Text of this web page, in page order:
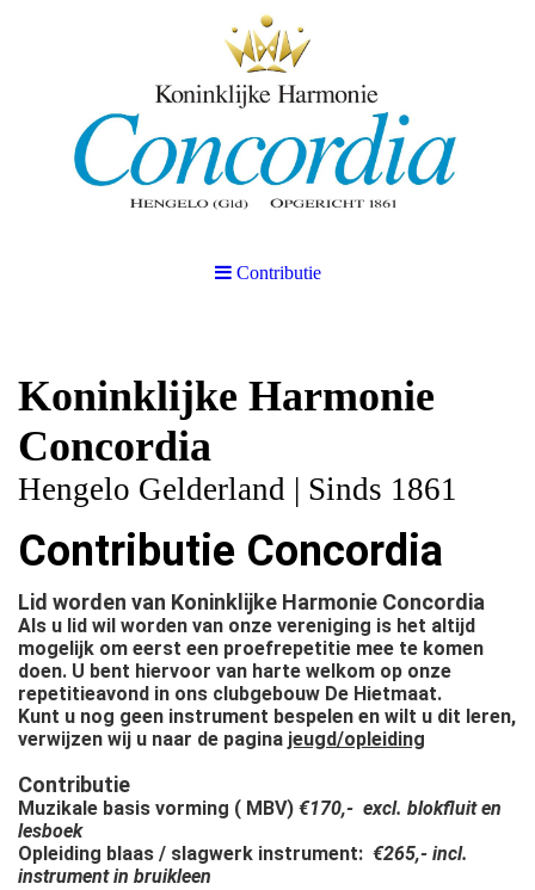
Contributie
Koninklijke Harmonie
Concordia
Hengelo Gelderland | Sinds 1861
Contributie Concordia
Lid worden van Koninklijke Harmonie Concordia
Als u lid wil worden van onze vereniging is het altijd
mogelijk om eerst een proefrepetitie mee te komen
doen. U bent hiervoor van harte welkom op onze
repetitieavond in ons clubgebouw De Hietmaat.
Kunt u nog geen instrument bespelen en wilt u dit leren,
verwijzen wij u naar de pagina jeugd/opleiding
Contributie
Muzikale basis vorming ( MBV) €170,- excl. blokfluit en
lesboek
Opleiding blaas / slagwerk instrument: €265,- incl.
instrument in bruikleen